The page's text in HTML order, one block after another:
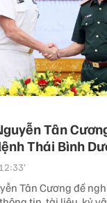
Tân
Thái Bình
Tân Cương đề